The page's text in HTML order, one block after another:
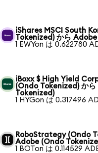
iShares MSCI South
Tokenized) から
1 EWYon は 0.622780
iBoxx $ High Yield
(Ondo Tokenized) か
Tokenized)
1 HYGon は 0.317496
RoboStrategy (Ondo
Adobe (Ondo
1 BOTon は 0.114529